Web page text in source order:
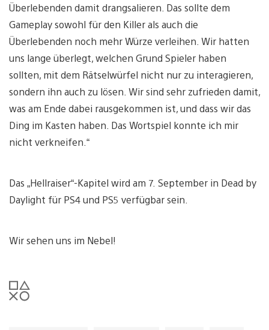
Überlebenden damit drangsalieren. Das sollte dem
Gameplay sowohl für den Killer als auch die
Überlebenden noch mehr Würze verleihen. Wir hatten
uns lange überlegt, welchen Grund Spieler haben
sollten, mit dem Rätselwürfel nicht nur zu interagieren,
sondern ihn auch zu lösen. Wir sind sehr zufrieden damit,
was am Ende dabei rausgekommen ist, und dass wir das
Ding im Kasten haben. Das Wortspiel konnte ich mir
nicht verkneifen.“
Das „Hellraiser“-Kapitel wird am 7. September in Dead by
Daylight für PS4 und PS5 verfügbar sein.
Wir sehen uns im Nebel!